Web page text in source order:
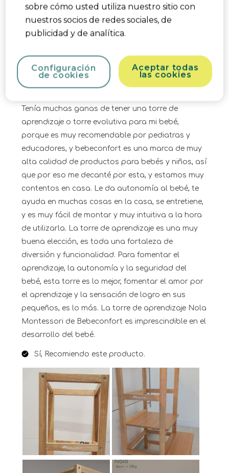
¿Le ha resultado útil? (0 ) (0) Denunciar
5 de 5 estrellas.
Una torre evolutiva-aprendizaje increíble
Miriam Ju
Tenía muchas ganas de tener una torre de
aprendizaje o torre evolutiva para mi bebé,
porque es muy recomendable por pediatras y
educadores, y bebeconfort es una marca de muy
alta calidad de productos para bebés y niños, así
que por eso me decanté por esta, y estamos muy
contentos en casa. Le da autonomía al bebé, te
ayuda en muchas cosas en la casa, se entretiene,
y es muy fácil de montar y muy intuitiva a la hora
de utilizarla. La torre de aprendizaje es una muy
buena elección, es toda una fortaleza de
diversión y funcionalidad. Para fomentar el
aprendizaje, la autonomía y la seguridad del
bebé, esta torre es lo mejor, fomentar el amor por
el aprendizaje y la sensación de logro en sus
pequeños, es lo más. La torre de aprendizaje Nola
Montessori de Bebeconfort es imprescindible en el
desarrollo del bebé.
Sí, Recomiendo este producto.
sobre cómo usted utiliza nuestro sitio con
nuestros socios de redes sociales, de
publicidad y de analítica.
Aceptar todas
las cookies
Configuración
de cookies